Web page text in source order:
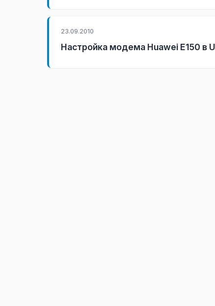
23.09.2010
Настройка модема Huawei E150 в